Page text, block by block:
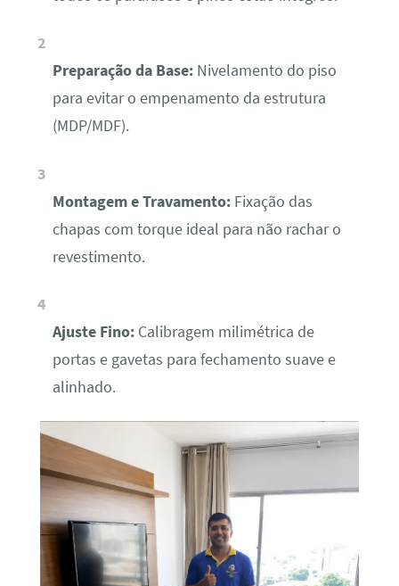
Preparação da Base:Nivelamento do piso
para evitar o empenamento da estrutura
(MDP/MDF).
Montagem e Travamento:Fixação das
chapas com torque ideal para não rachar o
revestimento.
Ajuste Fino:Calibragem milimétrica de
portas e gavetas para fechamento suave e
alinhado.